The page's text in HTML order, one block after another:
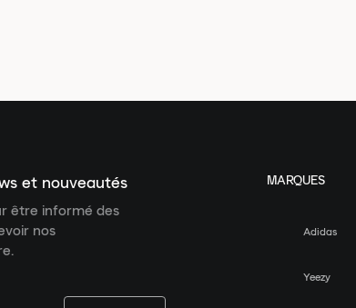
et nouveautés
être informé des
nos
MARQUES
Adidas
Yeezy